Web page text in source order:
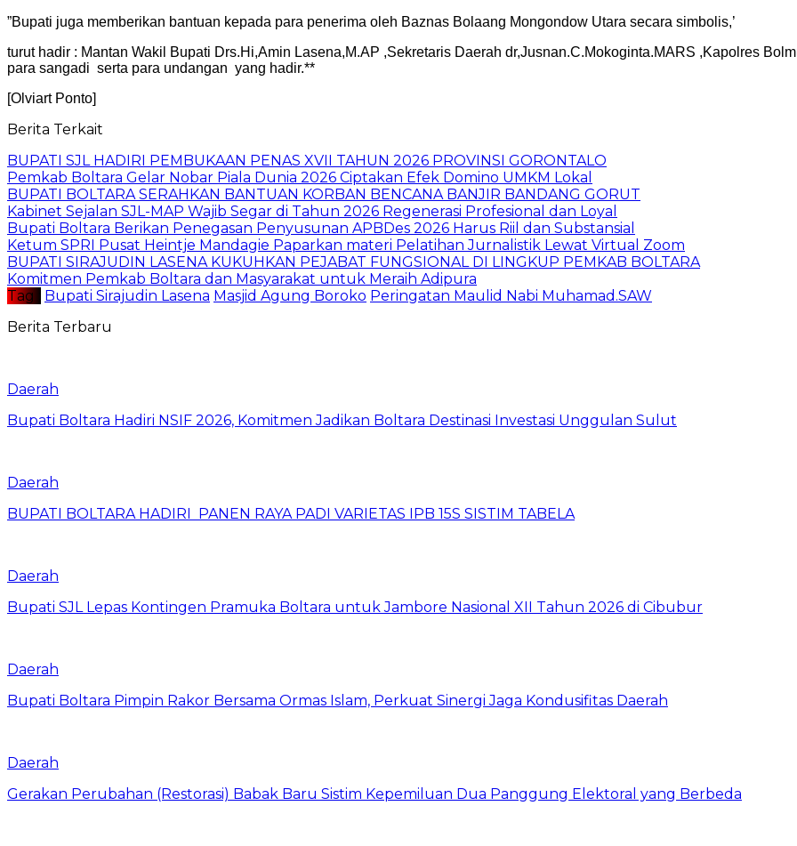
”Bupati juga memberikan bantuan kepada para penerima oleh Baznas Bolaang Mongondow Utara secara simbolis,’
turut hadir : Mantan Wakil Bupati Drs.Hi,Amin Lasena,M.AP ,Sekretaris Daerah dr,Jusnan.C.Mokoginta.MARS ,Kapolres
para sangadi serta para undangan yang hadir.**
[Olviart Ponto]
Berita Terkait
BUPATI SJL HADIRI PEMBUKAAN PENAS XVII TAHUN 2026 PROVINSI GORONTALO
‎Pemkab Boltara Gelar Nobar Piala Dunia 2026 Ciptakan Efek Domino UMKM Lokal
BUPATI BOLTARA SERAHKAN BANTUAN KORBAN BENCANA BANJIR BANDANG GORUT
Kabinet Sejalan SJL-MAP Wajib Segar di Tahun 2026 Regenerasi Profesional dan Loyal
Bupati Boltara Berikan Penegasan Penyusunan APBDes 2026 Harus Riil dan Substansial
‎Ketum SPRI Pusat Heintje Mandagie Paparkan materi Pelatihan Jurnalistik Lewat Virtual Zoom
BUPATI SIRAJUDIN LASENA KUKUHKAN PEJABAT FUNGSIONAL DI LINGKUP PEMKAB BOLTARA
Komitmen Pemkab Boltara dan Masyarakat untuk Meraih Adipura
Tag :
Bupati Sirajudin Lasena Masjid Agung Boroko Peringatan Maulid Nabi Muhamad.SAW
Berita Terbaru
Daerah
Bupati Boltara Hadiri NSIF 2026, Komitmen Jadikan Boltara Destinasi Investasi Unggulan Sulut
Daerah
BUPATI BOLTARA HADIRI PANEN RAYA PADI VARIETAS IPB 15S SISTIM TABELA
Daerah
Bupati SJL Lepas Kontingen Pramuka Boltara untuk Jambore Nasional XII Tahun 2026 di Cibubur
Daerah
Bupati Boltara Pimpin Rakor Bersama Ormas Islam, Perkuat Sinergi Jaga Kondusifitas Daerah
Daerah
Gerakan Perubahan (Restorasi) Babak Baru Sistim Kepemiluan Dua Panggung Elektoral yang Berbeda